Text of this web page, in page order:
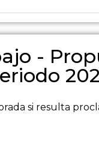
-
si resulta